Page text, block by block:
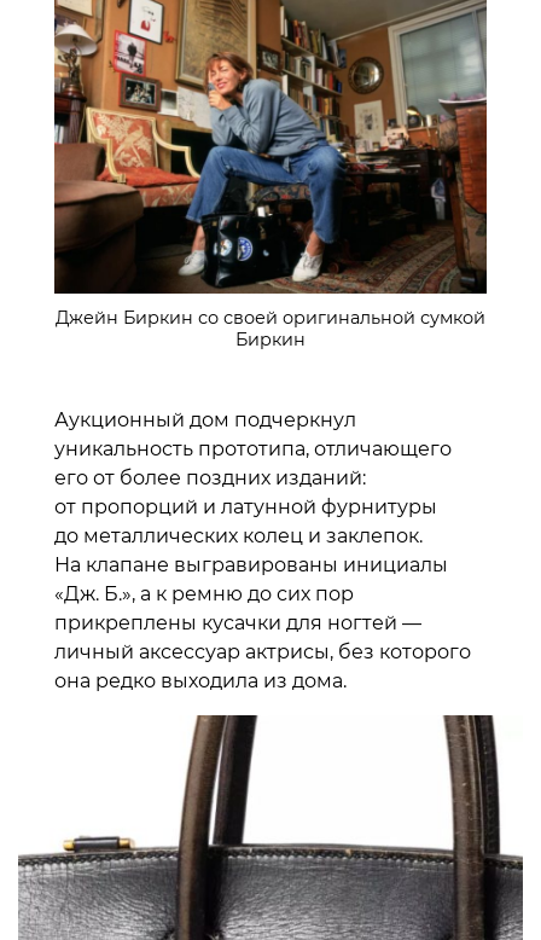
Джейн Биркин со своей оригинальной сумкой
Биркин
Аукционный дом подчеркнул
уникальность прототипа, отличающего
его от более поздних изданий:
от пропорций и латунной фурнитуры
до металлических колец и заклепок.
На клапане выгравированы инициалы
«Дж. Б.», а к ремню до сих пор
прикреплены кусачки для ногтей —
личный аксессуар актрисы, без которого
она редко выходила из дома.